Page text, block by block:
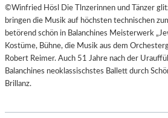
©Winfried Hösl Die Tlnzerinnen und Tänzer
bringen die Musik auf höchsten technischen
betörend schön in Balanchines Meisterwerk
Kostüme, Bühne, die Musik aus dem
Robert Reimer. Auch 51 Jahre nach der
Balanchines neoklassischstes Ballett durch
Brillanz.